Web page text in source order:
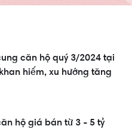
căn hộ quý 3/2024 tại
hiếm, xu hướng tăng
hộ giá bán từ 3 - 5 tỷ